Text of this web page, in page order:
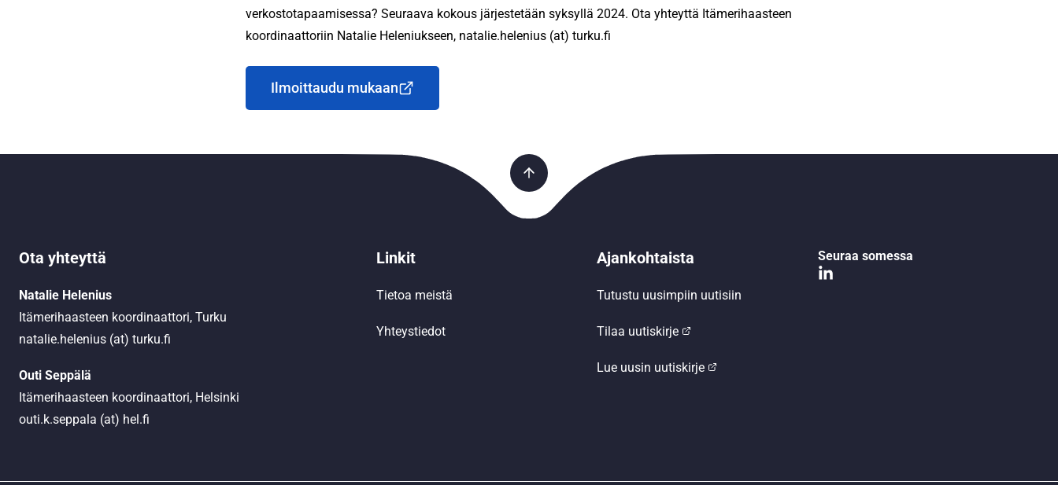
verkostotapaamisessa? Seuraava kokous järjestetään syksyllä 2024. Ota yhteyttä Itämerihaasteen
koordinaattoriin Natalie Heleniukseen, natalie.helenius (at) turku.fi
Ilmoittaudu mukaan
Ota yhteyttä
Natalie Helenius
Itämerihaasteen koordinaattori, Turku
natalie.helenius (at) turku.fi
Outi Seppälä
Itämerihaasteen koordinaattori, Helsinki
outi.k.seppala (at) hel.fi
Linkit
Tietoa meistä
Yhteystiedot
Ajankohtaista
Tutustu uusimpiin uutisiin
Tilaa uutiskirje
Lue uusin uutiskirje
Seuraa somessa